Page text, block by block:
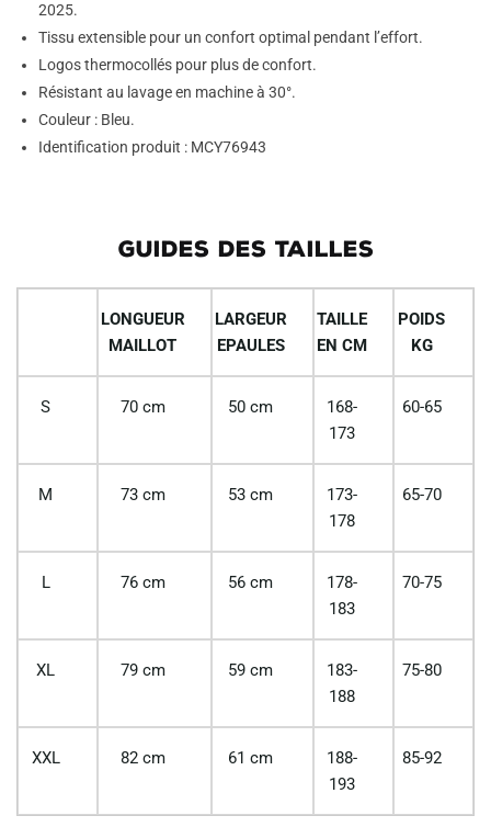
2025.
Tissu extensible pour un confort optimal pendant l’effort.
Logos thermocollés pour plus de confort.
Résistant au lavage en machine à 30°.
Couleur : Bleu.
Identification produit : MCY76943
GUIDES DES TAILLES
LONGUEUR
MAILLOT
LARGEUR
EPAULES
TAILLE
EN CM
POIDS
KG
S 70 cm 50 cm
168-
173
60-65
M 73 cm 53 cm
173-
178
65-70
L 76 cm 56 cm
178-
183
70-75
XL 79 cm 59 cm
183-
188
75-80
XXL 82 cm 61 cm
188-
193
85-92